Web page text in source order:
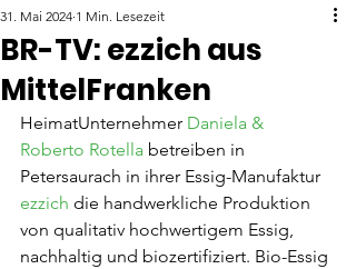
BR-TV: ezzich aus
MittelFranken
31. Mai 2024 1 Min. Lesezeit
HeimatUnternehmer Daniela &
Roberto Rotella betreiben in
Petersaurach in ihrer Essig-Manufaktur
ezzich die handwerkliche Produktion
von qualitativ hochwertigem Essig,
nachhaltig und biozertifiziert. Bio-Essig